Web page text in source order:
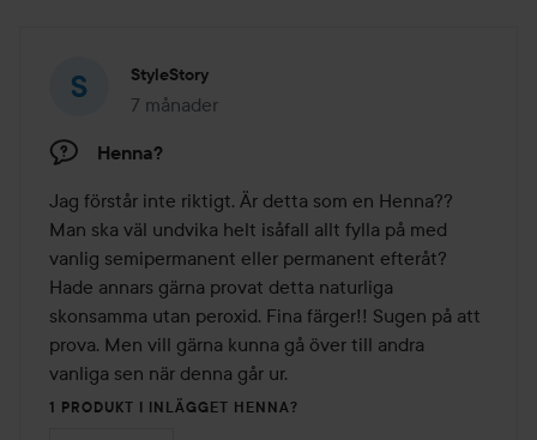
StyleStory
7 månader
Inlägget skapades 7 månader
Henna?
Jag förstår inte riktigt. Är detta som en Henna??
Man ska väl undvika helt isåfall allt fylla på med
vanlig semipermanent eller permanent efteråt?
Hade annars gärna provat detta naturliga
skonsamma utan peroxid. Fina färger!! Sugen på att
prova. Men vill gärna kunna gå över till andra
vanliga sen när denna går ur.
1 PRODUKT I INLÄGGET HENNA?